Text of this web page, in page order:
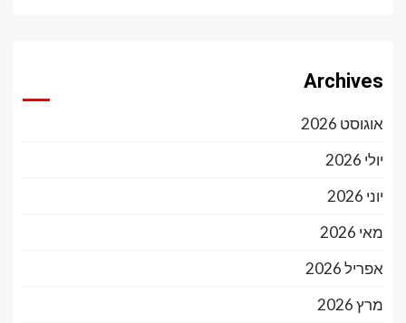
Archives
אוגוסט 2026
יולי 2026
יוני 2026
מאי 2026
אפריל 2026
מרץ 2026